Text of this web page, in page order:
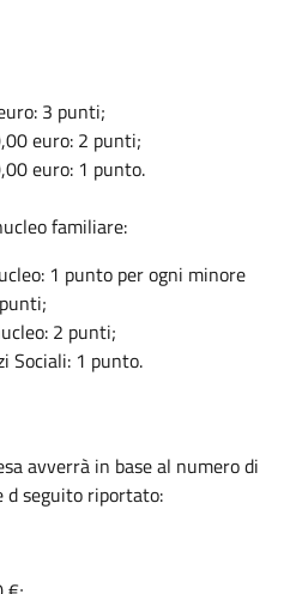
3 punti;
euro: 2 punti;
euro: 1 punto.
familiare:
1 punto per ogni minore
2 punti;
Sociali: 1 punto.
avverrà in base al numero di
d seguito riportato: